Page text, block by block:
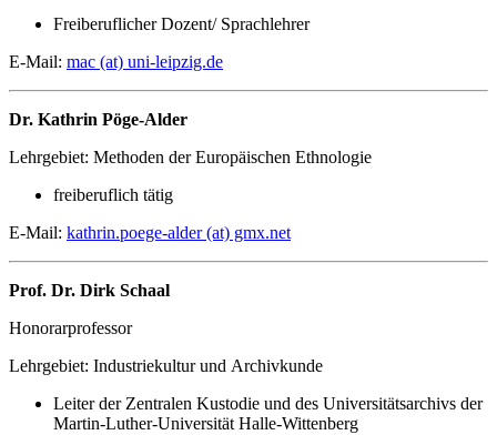
Freiberuflicher Dozent/ Sprachlehrer
E-Mail: mac (at) uni-leipzig.de
Dr. Kathrin Pöge-Alder
Lehrgebiet: Methoden der Europäischen Ethnologie
freiberuflich tätig
E-Mail: kathrin.poege-alder (at) gmx.net
Prof. Dr. Dirk Schaal
Honorarprofessor
Lehrgebiet: Industriekultur und Archivkunde
Leiter der Zentralen Kustodie und des Universitätsarchivs der
Martin-Luther-Universität Halle-Wittenberg